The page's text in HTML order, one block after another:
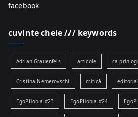
facebook
cuvinte cheie /// keywords
Adrian Grauenfels articole ca prin
Cristina Nemerovschi critică editorial
EgoPHobia #23 EgoPHobia #24